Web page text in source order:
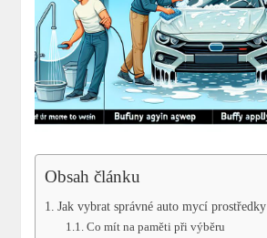
Obsah článku
Jak vybrat správné auto mycí prostředky
Co mít na paměti při výběru